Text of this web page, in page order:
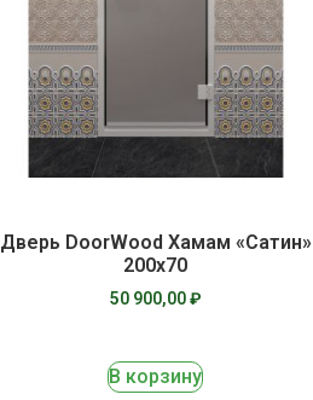
Дверь DoorWood Хамам «Сатин»
200х70
50 900,00₽
В корзину